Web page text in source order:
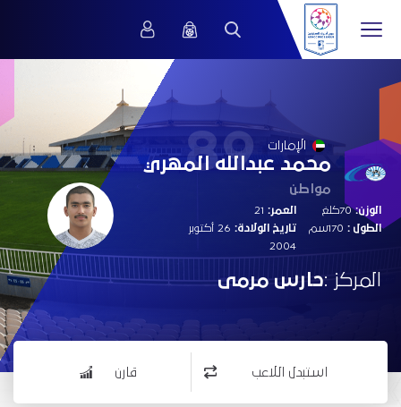
89 الإمارات
محمد عبدالله المهري
مواطن
الوزن:70كلغ
الطول :
العمر:
تاريخ الولادة:
26 أكتوبر
2004
المركز :حارس مرمى
استبدل اللاعب قارن